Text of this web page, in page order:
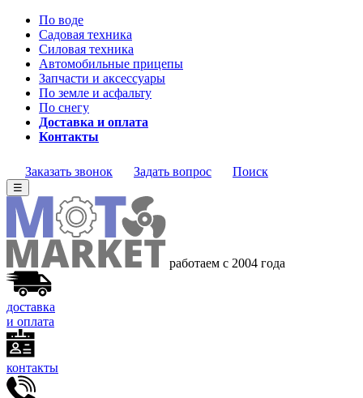
По воде
Садовая техника
Силовая техника
Автомобильные прицепы
Запчасти и аксессуары
По земле и асфальту
По снегу
Доставка и оплата
Контакты
Заказать звонок Задать вопрос Поиск
☰
работаем с 2004 года
доставка
и оплата
контакты